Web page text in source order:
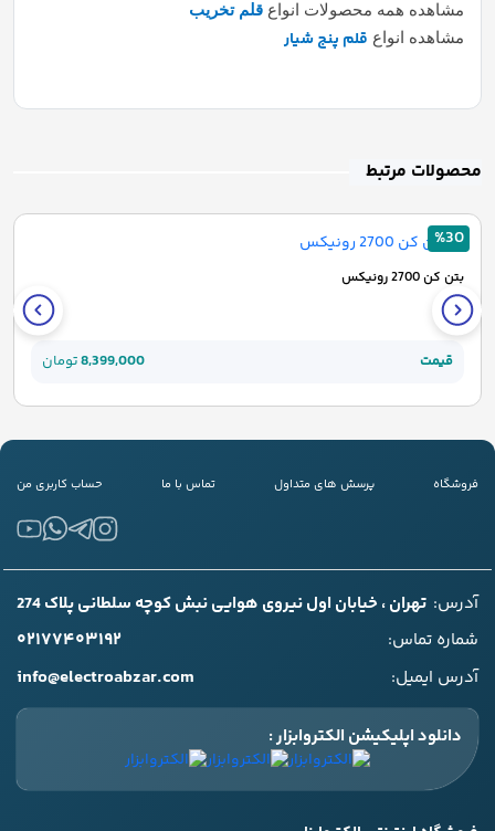
مشاهده همه محصولات انواع قلم تخریب
مشاهده انواع قلم پنج شیار
محصولات مرتبط
%30
بتن کن 2700 رونیکس
قیمت 8,399,000تومان
فروشگاه پرسش های متداول تماس با ما حساب کاربری من
آدرس: تهران ، خیابان اول نیروی هوایی نبش کوچه سلطانی پلاک 274
شماره تماس:
۰۲۱۷۷۴۰۳۱۹۲
آدرس ایمیل: info@electroabzar.com
دانلود اپلیکیشن الکتروابزار :